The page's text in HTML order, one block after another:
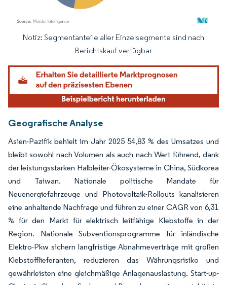
Bild © Mordor Intelligence. Wiederverwendung erfordert Namensnennung
Notiz: Segmentanteile aller Einzelsegmente sind nach
Berichtskauf verfügbar
Geografische Analyse
Asien-Pazifik behielt im Jahr 2025 54,83 % des Umsatzes und
bleibt sowohl nach Volumen als auch nach Wert führend, dank
der leistungsstarken Halbleiter-Ökosysteme in China, Südkorea
und Taiwan. Nationale politische Mandate für
Neuenergiefahrzeuge und Photovoltaik-Rollouts kanalisieren
eine anhaltende Nachfrage und führen zu einer CAGR von 6,31
% für den Markt für elektrisch leitfähige Klebstoffe in der
Region. Nationale Subventionsprogramme für inländische
Elektro-Pkw sichern langfristige Abnahmeverträge mit großen
Klebstofflieferanten, reduzieren das Währungsrisiko und
gewährleisten eine gleichmäßige Anlagenauslastung. Start-up-